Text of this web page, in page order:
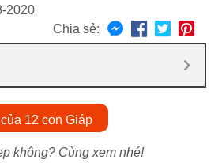
2020
Chia sẻ:
12 con Giáp
không? Cùng xem nhé!